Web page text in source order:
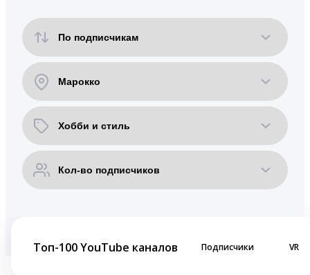
Топ-100 YouTube каналов Подписчики VR